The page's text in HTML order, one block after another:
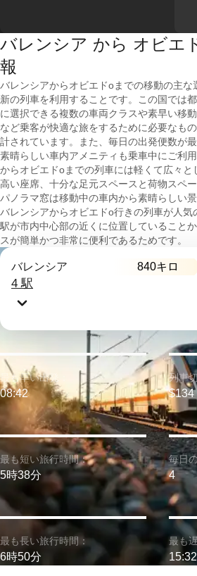
バレンシア から オビエ
報
バレンシアからオビエドоまでの移動の主な
新の列車を利用することです。この国では
に選択できる複数の車両クラスや素早い移
など乗客が快適な旅をするために必要なも
計されています。また、毎日の出発便数が
素晴らしい車内アメニティも乗車中にご利
からオビエドоまでの列車には軽くて広々
高い座席、十分な足元スペースと荷物スペ
パノラマ窓は移動中の車内から素晴らしい
バレンシアからオビエドо行きの列車が人
駅が市内中心部の近くに位置していること
スが簡単かつ非常に便利であるためです。
バレンシア 840キロ
4 駅
最も短い旅行時間：
5時38分
最も早い出発：
08:42
最も長い旅行時間：
6時50分
列車
$134
毎日
4
最も
15:32